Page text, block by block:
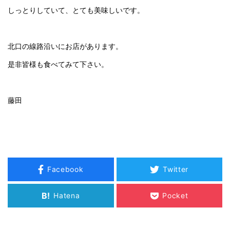
しっとりしていて、とても美味しいです。
北口の線路沿いにお店があります。
是非皆様も食べてみて下さい。
藤田
Facebook Twitter
B! Hatena Pocket